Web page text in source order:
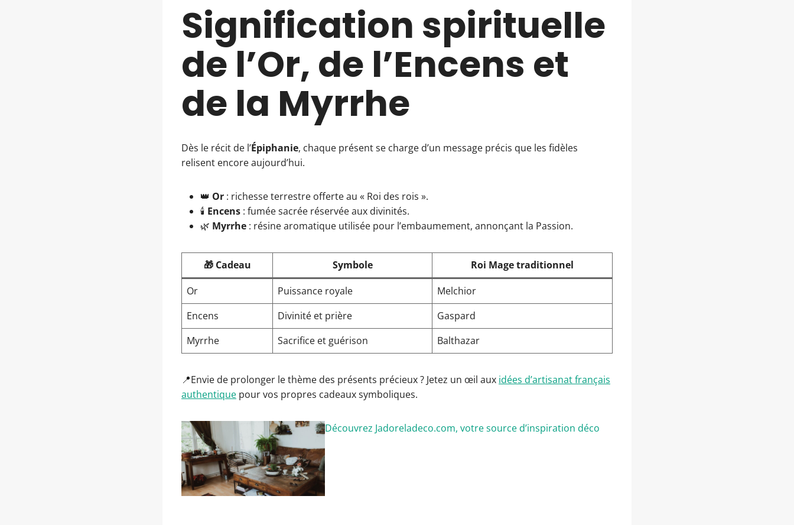
Signification spirituelle
de l’Or, de l’Encens et
de la Myrrhe
Dès le récit de l’Épiphanie, chaque présent se charge d’un message précis que les fidèles
relisent encore aujourd’hui.
👑 Or : richesse terrestre offerte au « Roi des rois ».
🕯️ Encens : fumée sacrée réservée aux divinités.
🌿 Myrrhe : résine aromatique utilisée pour l’embaumement, annonçant la Passion.
🎁 Cadeau Symbole
Roi Mage traditionnel
Or
Puissance royale
Melchior
Encens
Divinité et prière
Gaspard
Myrrhe
Sacrifice et guérison Balthazar
📍Envie de prolonger le thème des présents précieux ? Jetez un œil aux idées d’artisanat français
authentique pour vos propres cadeaux symboliques.
Découvrez Jadoreladeco.com, votre source d’inspiration déco